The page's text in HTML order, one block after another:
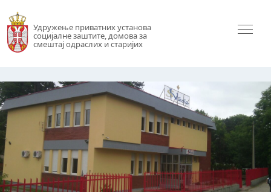
Удружење приватних установа
социјалне заштите, домова за
смештај одраслих и старијих